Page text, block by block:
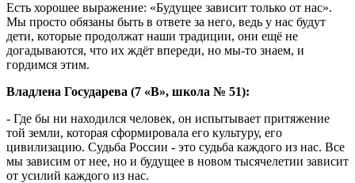
Есть хорошее выражение: «Будущее зависит только от нас».
Мы просто обязаны быть в ответе за него, ведь у нас будут
дети, которые продолжат наши традиции, они ещё не
догадываются, что их ждёт впереди, но мы-то знаем, и
гордимся этим.
Владлена Государева (7 «В», школа № 51):
- Где бы ни находился человек, он испытывает притяжение
той земли, которая сформировала его культуру, его
цивилизацию. Судьба России - это судьба каждого из нас. Все
мы зависим от нее, но и будущее в новом тысячелетии зависит
от усилий каждого из нас.